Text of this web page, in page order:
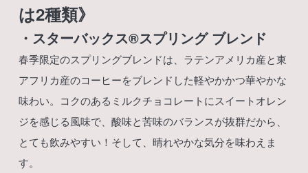
は2種類》
・スターバックス®︎スプリング ブレンド
春季限定のスプリングブレンドは、ラテンアメリカ産と東
アフリカ産のコーヒーをブレンドした軽やかかつ華やかな
味わい。コクのあるミルクチョコレートにスイートオレン
ジを感じる風味で、酸味と苦味のバランスが抜群だから、
とても飲みやすい！そして、晴れやかな気分を味わえま
す。